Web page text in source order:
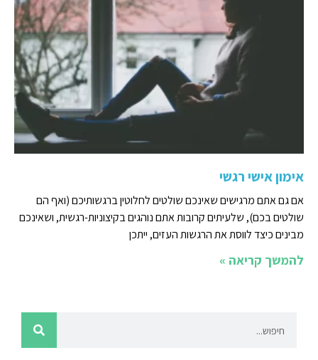
אימון אישי רגשי
אם גם אתם מרגישים שאינכם שולטים לחלוטין ברגשותיכם (ואף הם
שולטים בכם), שלעיתים קרובות אתם נוהגים בקיצוניות-רגשית, ושאינכם
מבינים כיצד לווסת את הרגשות העזים, ייתכן
להמשך קריאה »